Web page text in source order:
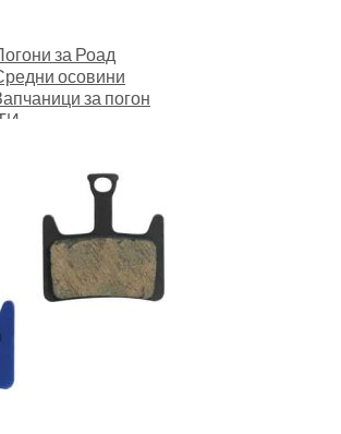
за Роад
осовини
за погон
1 брзина (singlespeed)
7-8 брзини
9 брзини
брзини
брзини